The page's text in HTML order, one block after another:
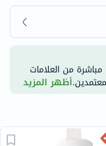
مباشرة من العلامات
أظهر المزيد